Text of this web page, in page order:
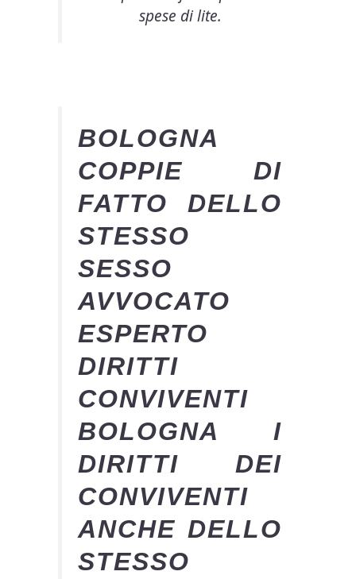
spese di lite.
BOLOGNA
COPPIE DI
FATTO DELLO
STESSO
SESSO
AVVOCATO
ESPERTO
DIRITTI
CONVIVENTI
BOLOGNA I
DIRITTI DEI
CONVIVENTI
ANCHE DELLO
STESSO